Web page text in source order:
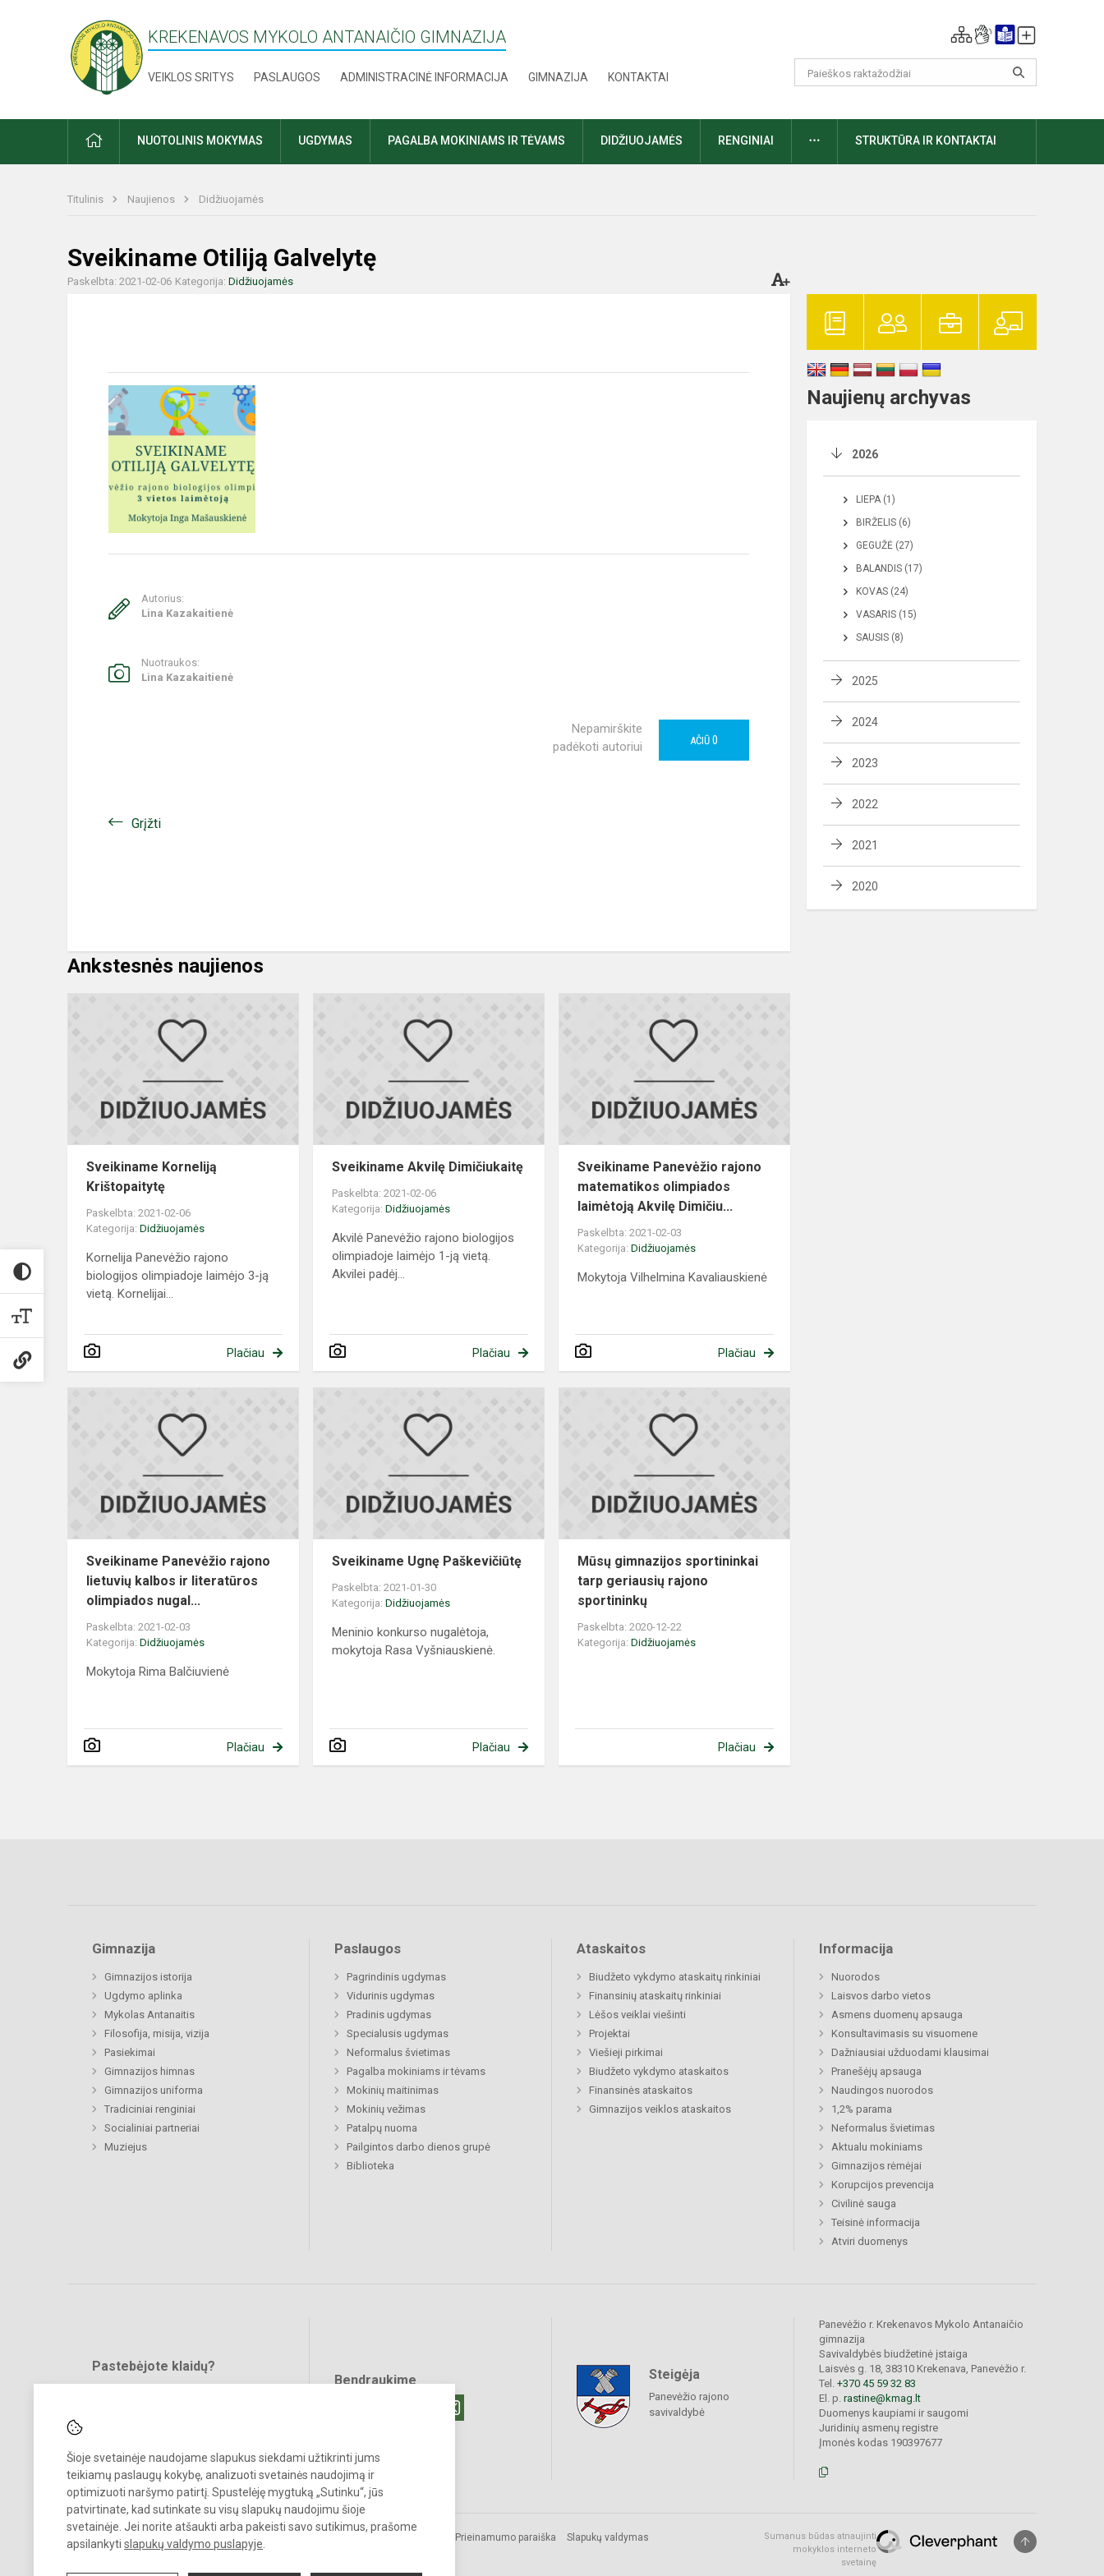
Šioje svetainėje naudojame slapukus siekdami užtikrinti jums
teikiamų paslaugų kokybę, analizuoti svetainės naudojimą ir
optimizuoti naršymo patirtį. Spustelėję mygtuką „Sutinku“, jūs
patvirtinate, kad sutinkate su visų slapukų naudojimu šioje
svetainėje. Jei norite atšaukti arba pakeisti savo sutikimus, prašome
apsilankyti slapukų valdymo puslapyje
KREKENAVOS MYKOLO ANTANAIČIO GIMNAZIJA
VEIKLOS SRITYS PASLAUGOS ADMINISTRACINĖ INFORMACIJA GIMNAZIJA KONTAKTAI
PRADŽIANUOTOLINIS MOKYMAS UGDYMAS PAGALBA MOKINIAMS IR TĖVAMS DIDŽIUOJAMĖS RENGINIAI DAUGIAUSTRUKTŪRA IR KONTAKTAI
Titulinis Naujienos Didžiuojamės
Sveikiname Otiliją Galvelytę
Paskelbta: 2021-02-06 Kategorija: Didžiuojamės
Autorius:
Lina Kazakaitienė
Nuotraukos:
Lina Kazakaitienė
Nepamirškite
padėkoti autoriui
AČIŪ 0
Grįžti
Ankstesnės naujienos
Sveikiname Korneliją
Krištopaitytę
Paskelbta: 2021-02-06
Kategorija: Didžiuojamės
Kornelija Panevėžio rajono
biologijos olimpiadoje laimėjo 3-ją
vietą. Kornelijai...
Plačiau
Sveikiname Akvilę Dimičiukaitę
Paskelbta: 2021-02-06
Kategorija:Didžiuojamės
Akvilė Panevėžio rajono biologijos
olimpiadoje laimėjo 1-ją vietą.
Akvilei padėj...
Plačiau
Sveikiname Panevėžio rajono
matematikos olimpiados
laimėtoją Akvilę Dimičiu...
Paskelbta: 2021-02-03
Kategorija:Didžiuojamės
Mokytoja Vilhelmina Kavaliauskienė
Plačiau
literatūros...
Sveikiname Panevėžio rajono
lietuvių kalbos ir literatūros
olimpiados nugal...
Paskelbta: 2021-02-03
Kategorija: Didžiuojamės
Mokytoja Rima Balčiuvienė
Plačiau
Sveikiname Ugnę Paškevičiūtę
Paskelbta: 2021-01-30
Kategorija:Didžiuojamės
Meninio konkurso nugalėtoja,
mokytoja Rasa Vyšniauskienė.
Plačiau
Mūsų gimnazijos sportininkai
tarp geriausių rajono
sportininkų
Paskelbta: 2020-12-22
Kategorija:Didžiuojamės
Plačiau
Naujienų archyvas
2026
LIEPA (1)
BIRŽELIS (6)
GEGUŽĖ (27)
BALANDIS (17)
KOVAS (24)
VASARIS (15)
SAUSIS (8)
2025
2024
2023
2022
2021
2020
Gimnazija
Gimnazijos istorija
Ugdymo aplinka
Mykolas Antanaitis
Filosofija, misija, vizija
Pasiekimai
Gimnazijos himnas
Gimnazijos uniforma
Tradiciniai renginiai
Socialiniai partneriai
Muziejus
Paslaugos
Pagrindinis ugdymas
Vidurinis ugdymas
Pradinis ugdymas
Specialusis ugdymas
Neformalus švietimas
Pagalba mokiniams ir tėvams
Mokinių maitinimas
Mokinių vežimas
Patalpų nuoma
Pailgintos darbo dienos grupė
Biblioteka
Ataskaitos
Biudžeto vykdymo ataskaitų rinkiniai
Finansinių ataskaitų rinkiniai
Lėšos veiklai viešinti
Projektai
Viešieji pirkimai
Biudžeto vykdymo ataskaitos
Finansinės ataskaitos
Gimnazijos veiklos ataskaitos
Informacija
Nuorodos
Laisvos darbo vietos
Asmens duomenų apsauga
Konsultavimasis su visuomene
Dažniausiai užduodami klausimai
Pranešėjų apsauga
Naudingos nuorodos
1,2% parama
Neformalus švietimas
Aktualu mokiniams
Gimnazijos rėmėjai
Korupcijos prevencija
Civilinė sauga
Teisinė informacija
Atviri duomenys
Pastebėjote klaidų?
Bendraukime Steigėja
Panevėžio rajono
savivaldybė
Panevėžio r. Krekenavos Mykolo Antanaičio
gimnazija
Savivaldybės biudžetinė įstaiga
Laisvės g. 18, 38310 Krekenava, Panevėžio r.
Tel. +370 45 59 32 83
El. p. rastine@kmag.lt
Duomenys kaupiami ir saugomi
Juridinių asmenų registre
Įmonės kodas 190397677
© 2026. Panevėžio r. Krekenavos Mykolo Antanaičio gimnazija. Visos
teisės saugomos.
Prieinamumo paraiška Slapukų valdymas
Sumanus būdas atnaujinti
mokyklos interneto
svetainę